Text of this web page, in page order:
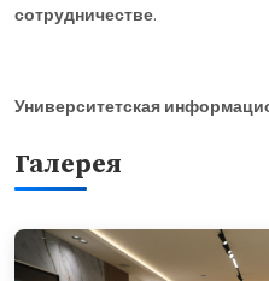
сотрудничестве.
Университетская
Галерея